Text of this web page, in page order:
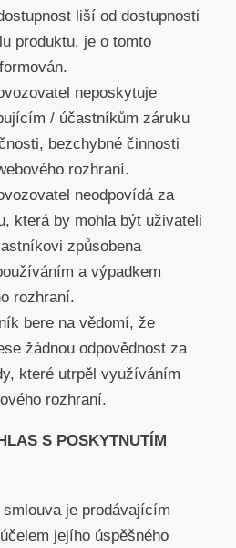
liší od dostupnosti
produktu, je o tomto
neposkytuje
/ účastníkům záruku
bezchybné činnosti
rozhraní.
neodpovídá za
která by mohla být uživateli
způsobena
a výpadkem
rozhraní.
bere na vědomí, že
žádnou odpovědnost za
které utrpěl využíváním
rozhraní.
S POSKYTNUTÍM
je prodávajícím
jejího úspěšného